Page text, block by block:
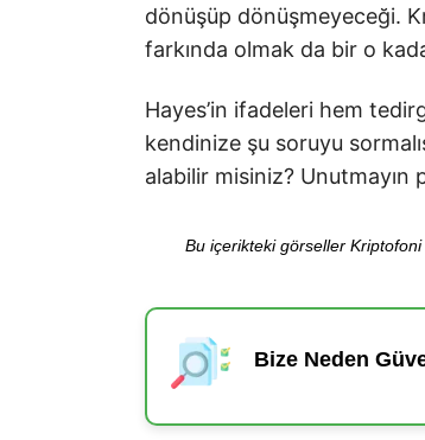
dönüşüp dönüşmeyeceği.
farkında olmak da bir o
Hayes’in ifadeleri hem
kendinize şu soruyu
alabilir misiniz?
Bu içerikteki görseller
Bize Neden